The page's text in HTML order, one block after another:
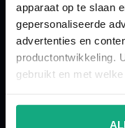
apparaat op te slaan
gepersonaliseerde
advertenties en
productontwikkeling.
gebruikt en met welke
Als u het toestaat,
PERFECTLIGHTS
Gegevens:
Kruisbeeldsraat 72
9220 Hamme